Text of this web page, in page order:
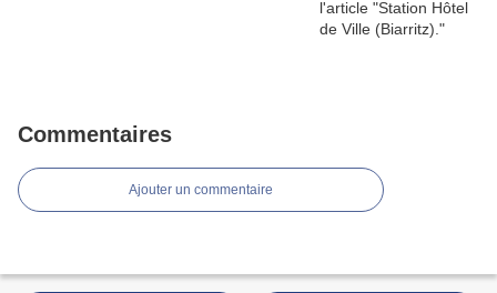
Commentaires
Ajouter un commentaire